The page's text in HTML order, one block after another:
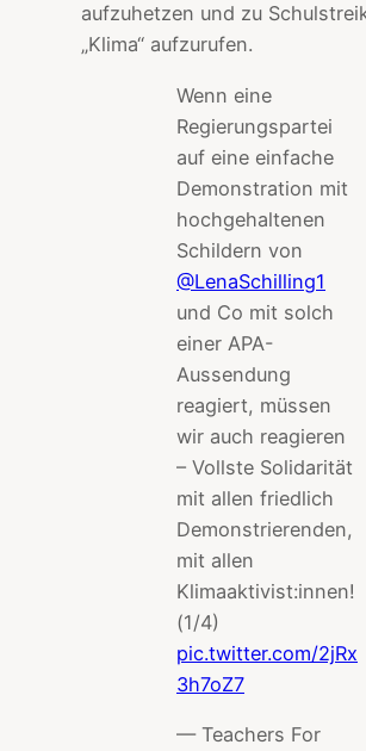
aufzuhetzen und zu
„Klima“ aufzurufen.
Wenn eine
Regierungspartei
auf eine einfache
Demonstration mit
hochgehaltenen
Schildern von
@LenaSchilling1
und Co mit solch
einer APA-
Aussendung
reagiert, müssen
wir auch reagieren
– Vollste Solidarität
mit allen friedlich
Demonstrierenden,
mit allen
Klimaaktivist:innen!
(1/4)
pic.twitter.com/2jRx
3h7oZ7
— Teachers For